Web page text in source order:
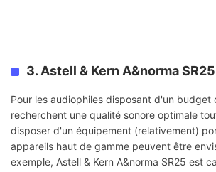
3. Astell & Kern A&norma SR25
Pour les audiophiles disposant d'un budget
recherchent une qualité sonore optimale
disposer d'un équipement (relativement)
appareils haut de gamme peuvent être
exemple, Astell & Kern A&norma SR25 est